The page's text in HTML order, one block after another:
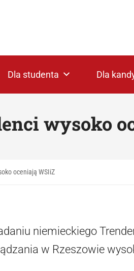
Dla studenta Dla
wysoko
oceniają WSIiZ
niemieckiego
w Rzeszowie